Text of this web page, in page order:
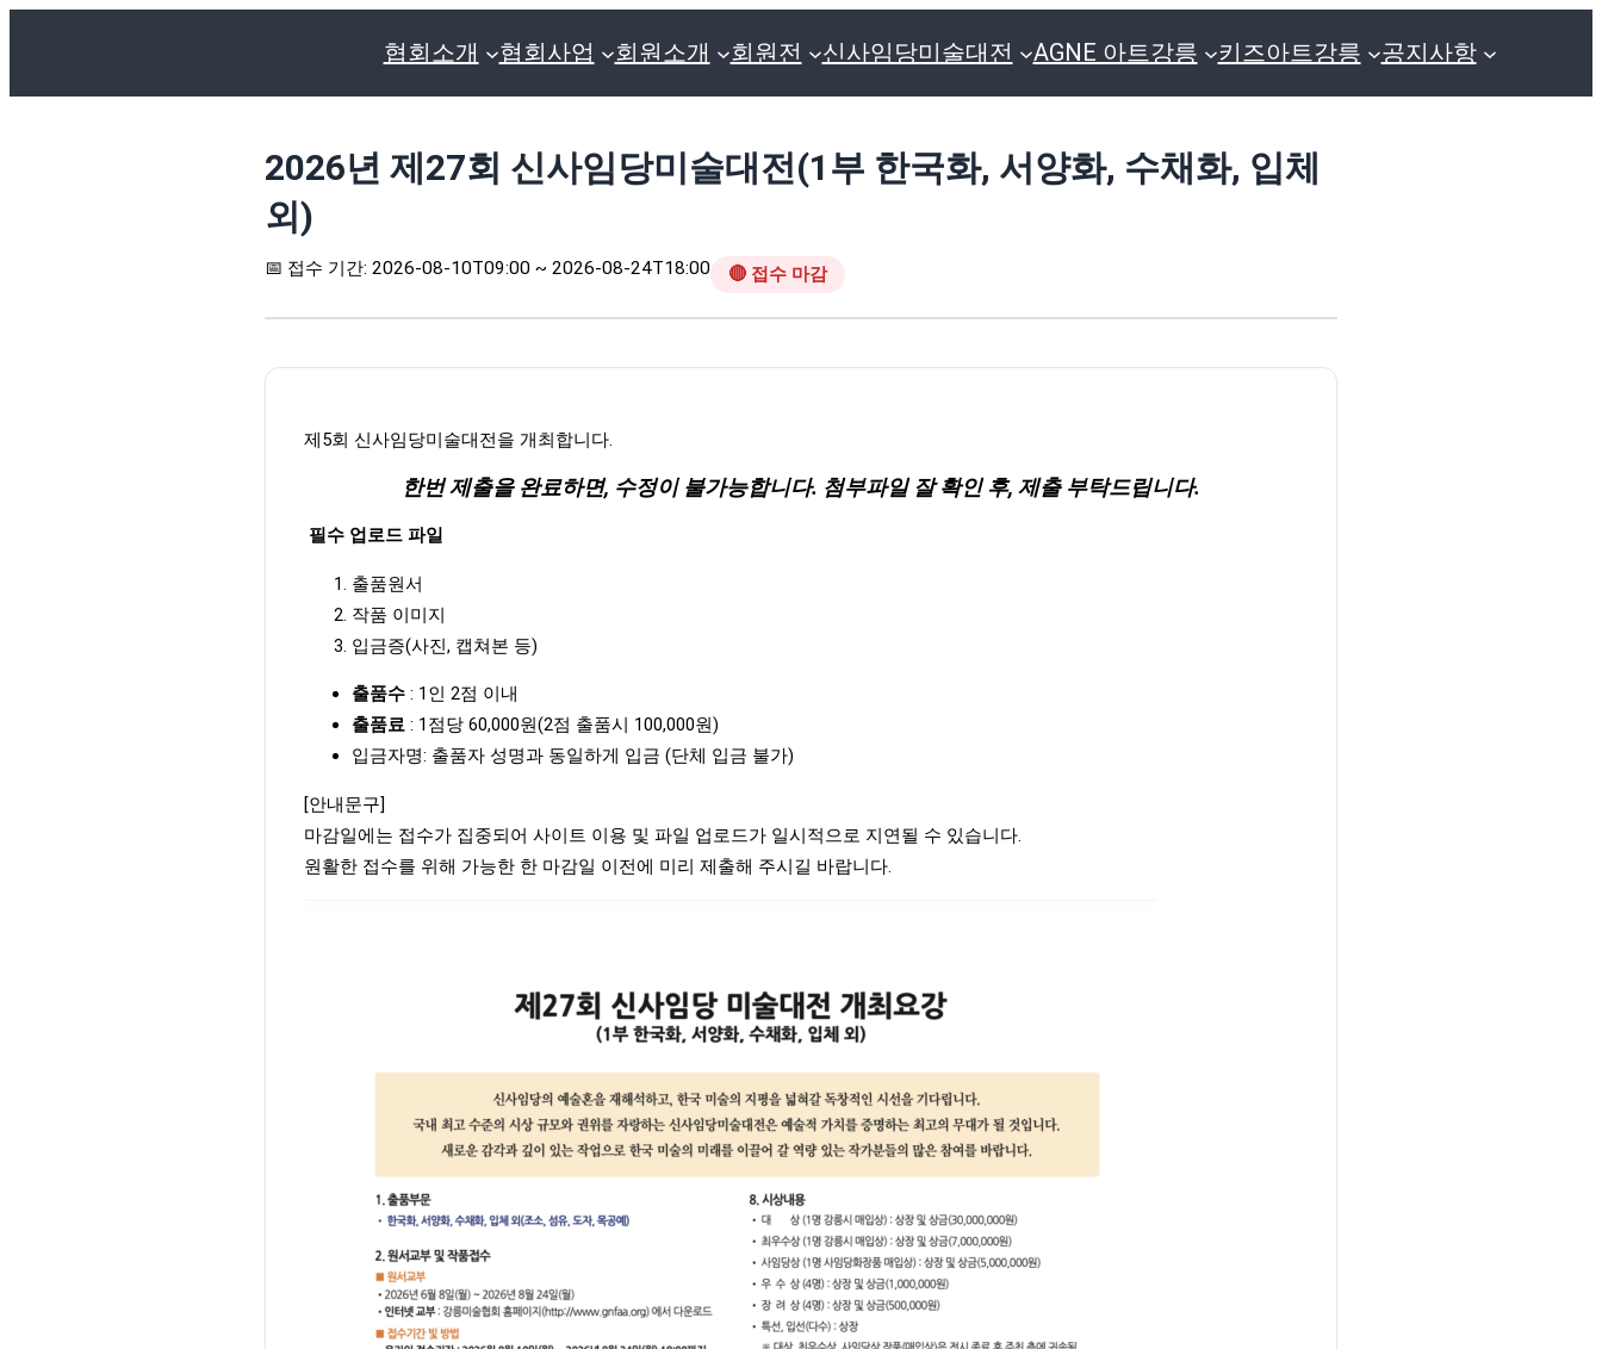
협회소개 협회사업 회원소개 회원전 신사임당미술대전 AGNE 아트강릉 키즈아트강릉 공지사항
2026년 제27회 신사임당미술대전(1부 한국화, 서양화, 수채화, 입체
외)
📅 접수 기간: 2026-08-10T09:00 ~ 2026-08-24T18:00 🔴 접수 마감
제5회 신사임당미술대전을 개최합니다.
한번 제출을 완료하면, 수정이 불가능합니다. 첨부파일 잘 확인 후, 제출 부탁드립니다.
필수 업로드 파일
출품원서
작품 이미지
입금증(사진, 캡쳐본 등)
출품수 : 1인 2점 이내
출품료 : 1점당 60,000원(2점 출품시 100,000원)
입금자명: 출품자 성명과 동일하게 입금 (단체 입금 불가)
[안내문구]
마감일에는 접수가 집중되어 사이트 이용 및 파일 업로드가 일시적으로 지연될 수 있습니다.
원활한 접수를 위해 가능한 한 마감일 이전에 미리 제출해 주시길 바랍니다.